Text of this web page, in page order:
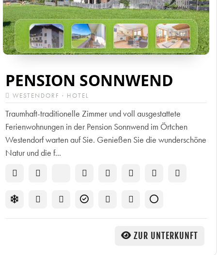
PENSION SONNWEND
WESTENDORF · HOTEL
Traumhaft-traditionelle Zimmer und voll ausgestattete
Ferienwohnungen in der Pension Sonnwend im Örtchen
Westendorf warten auf Sie. Genießen Sie die wunderschöne
Natur und die f...
ZUR UNTERKUNFT